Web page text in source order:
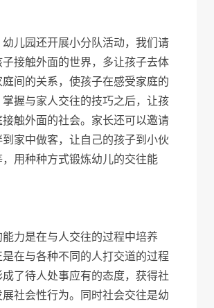
幼儿园还开展小分队活动，我们请
子接触外面的世界，多让孩子去体
间的关系，使孩子在感受家庭的
掌握与家人交往的技巧之后，让孩
触外面的社会。家长还可以邀请
到家中做客，让自己的孩子到小伙
用种种方式锻炼幼儿的交往能
能力是在与人交往的过程中培养
是在与各种不同的人打交道的过程
成了待人处事应有的态度，获得社
展社会性行为。同时社会交往是幼